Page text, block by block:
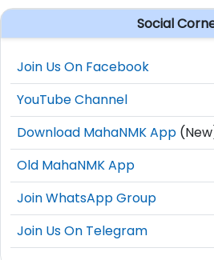
Social
Join Us On Facebook
YouTube Channel
Download MahaNMK App
Old MahaNMK App
Join WhatsApp Group
Join Us On Telegram